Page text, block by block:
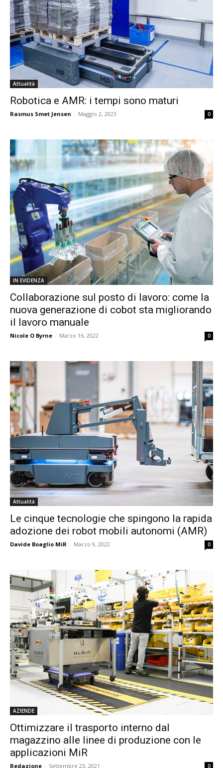
Attualità
Robotica e AMR: i tempi sono maturi
Rasmus Smet Jensen - Maggio 2, 2023 0
IN EVIDENZA
Collaborazione sul posto di lavoro: come la
nuova generazione di cobot sta migliorando
il lavoro manuale
Nicole O Byrne - Marzo 16, 2022 0
Attualità
Le cinque tecnologie che spingono la rapida
adozione dei robot mobili autonomi (AMR)
Davide Boaglio MiR - Marzo 9, 2022 0
AZIENDE
Ottimizzare il trasporto interno dal
magazzino alle linee di produzione con le
applicazioni MiR
Redazione - Settembre 23, 2021 0